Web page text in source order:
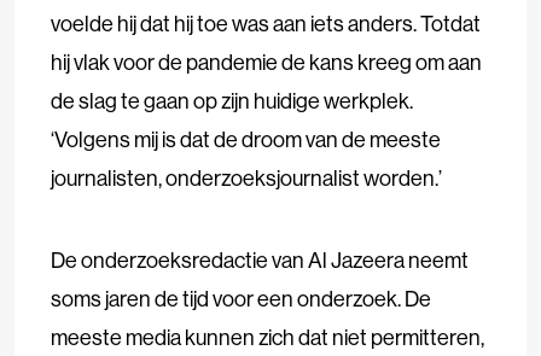
voelde hij dat hij toe was aan iets anders. Totdat
hij vlak voor de pandemie de kans kreeg om aan
de slag te gaan op zijn huidige werkplek.
‘Volgens mij is dat de droom van de meeste
journalisten, onderzoeksjournalist worden.’
De onderzoeksredactie van Al Jazeera neemt
soms jaren de tijd voor een onderzoek. De
meeste media kunnen zich dat niet permitteren,